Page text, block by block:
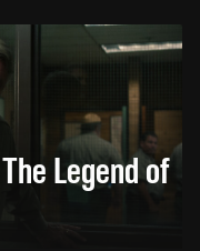
Legend of